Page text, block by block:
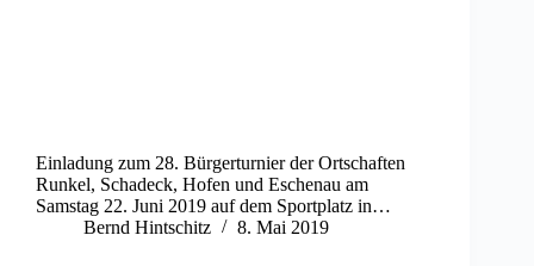
Einladung zum 28. Bürgerturnier der Ortschaften
Runkel, Schadeck, Hofen und Eschenau am
Samstag 22. Juni 2019 auf dem Sportplatz in…
Bernd Hintschitz
8. Mai 2019